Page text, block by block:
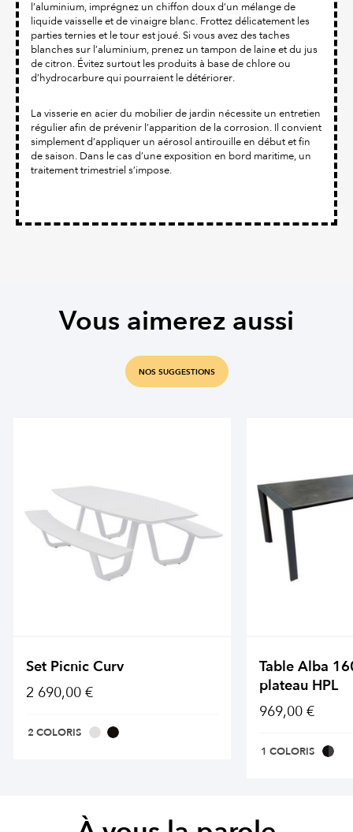
l’aluminium, imprégnez un chiffon doux d’un mélange de
liquide vaisselle et de vinaigre blanc. Frottez délicatement les
parties ternies et le tour est joué. Si vous avez des taches
blanches sur l’aluminium, prenez un tampon de laine et du jus
de citron. Évitez surtout les produits à base de chlore ou
d’hydrocarbure qui pourraient le détériorer.
La visserie en acier du mobilier de jardin nécessite un entretien
régulier afin de prévenir l’apparition de la corrosion. Il convient
simplement d’appliquer un aérosol antirouille en début et fin
de saison. Dans le cas d’une exposition en bord maritime, un
traitement trimestriel s’impose.
Vous aimerez aussi
NOS SUGGESTIONS
Set Picnic Curv
2 690,00 €
2 COLORIS
Table Alba
plateau HPL
969,00 €
1 COLORIS